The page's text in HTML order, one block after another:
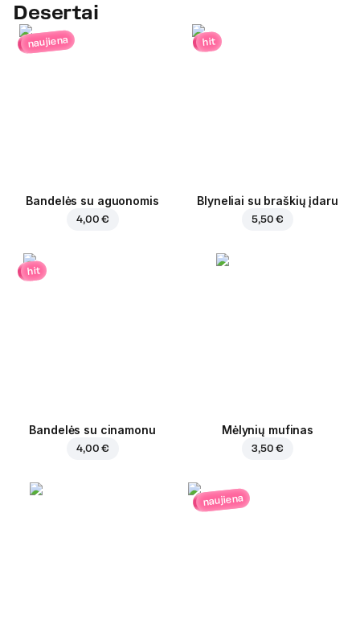
Desertai
naujiena
Bandelės su aguonomis
4,00 €
hit
Blyneliai su braškių įdaru
5,50 €
hit
Bandelės su cinamonu
4,00 €
Mėlynių mufinas
3,50 €
naujiena